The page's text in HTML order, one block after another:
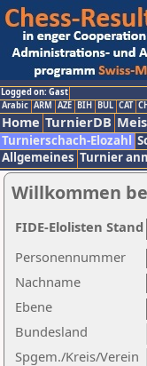
Logged on: Gast
Arabic ARM AZE BIH BUL CAT
Home TurnierDB
Turnierschach-Elozahl
Allgemeines Turnier
Willkommen
Nachname
Ebene
Personennummer
Bundesland
Spgem./Kreis/Verein
FIDE-Elolisten Stand